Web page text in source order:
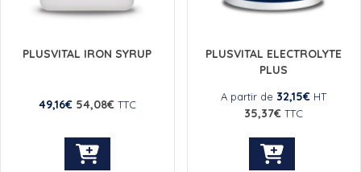
PLUSVITAL IRON SYRUP
49,16€ 54,08€ TTC
PLUSVITAL ELECTROLYTE
PLUS
A partir de 32,15€ HT
35,37€ TTC
Ce